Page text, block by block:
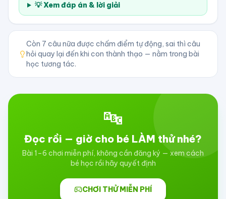
💡 Xem đáp án & lời giải
Còn 7 câu nữa được chấm điểm tự động, sai thì câu
hỏi quay lại đến khi con thành thạo — nằm trong bài
học tương tác.
🔤
Đọc rồi — giờ cho bé LÀM thử nhé?
Bài 1–6 chơi miễn phí, không cần đăng ký — xem cách
bé học rồi hãy quyết định
CHƠI THỬ MIỄN PHÍ